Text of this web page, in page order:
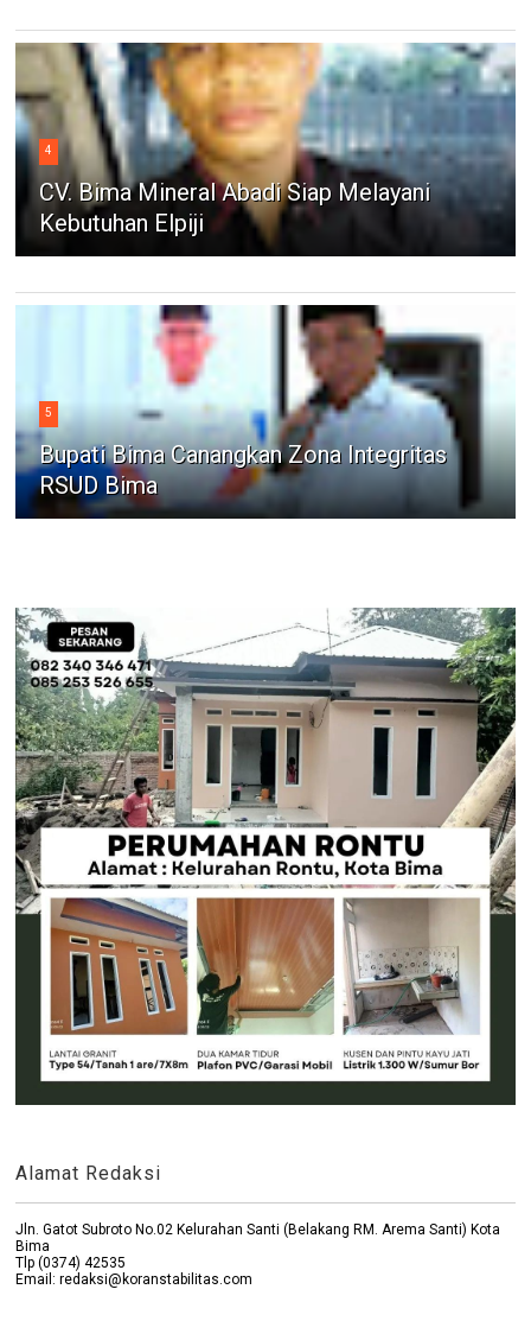
4
CV. Bima Mineral Abadi Siap Melayani
Kebutuhan Elpiji
5
Bupati Bima Canangkan Zona Integritas
RSUD Bima
Alamat Redaksi
Jln. Gatot Subroto No.02 Kelurahan Santi (Belakang RM. Arema Santi) Kota
Bima
Tlp (0374) 42535
Email: redaksi@koranstabilitas.com